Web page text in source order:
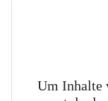
Um Inhalte